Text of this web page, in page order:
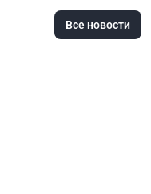
Все новости